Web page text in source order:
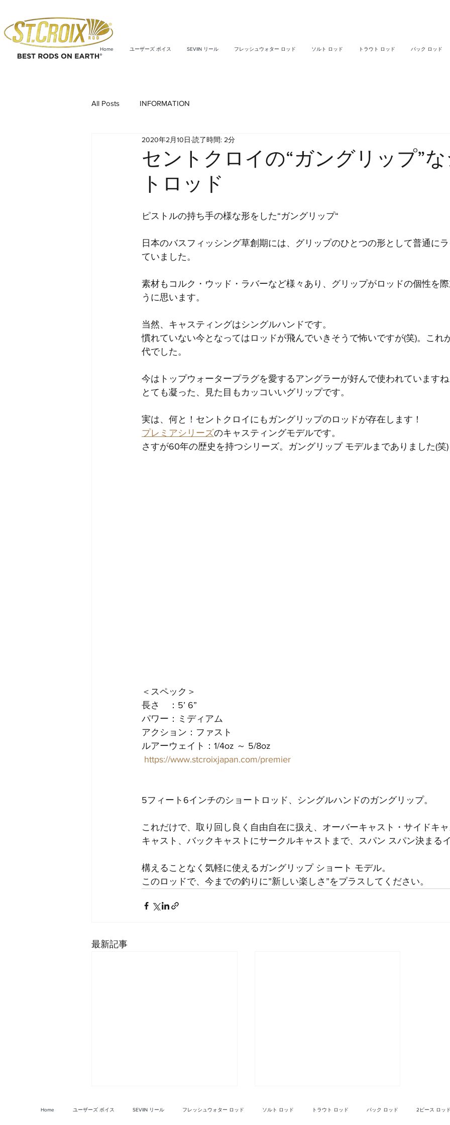
Home ユーザーズ ボイス SEVIIN リール フレッシュウォター ロッド ソルト ロッド トラウト ロッド パック ロッド
All Posts INFORMATION
セントクロイの“ガングリップ”
トロッド
2020年2月10日 読了時間: 2分
ピストルの持ち手の様な形をした“ガングリップ“
日本のバスフィッシング草創期には、グリップのひとつの形として普通に
ていました。
素材もコルク・ウッド・ラバーなど様々あり、グリップがロッドの個性を
うに思います。
当然、キャスティングはシングルハンドです。
慣れていない今となってはロッドが飛んでいきそうで怖いですが(笑)。これ
代でした。
今はトップウォータープラグを愛するアングラーが好んで使われていますね
とても凝った、見た目もカッコいいグリップです。
実は、何と！セントクロイにもガングリップのロッドが存在します！
プレミアシリーズのキャスティングモデルです。
さすが60年の歴史を持つシリーズ。ガングリップ モデルまでありました(笑)
＜スペック＞
長さ　：5’ 6”
パワー：ミディアム
アクション：ファスト
ルアーウェイト：1/4oz ～ 5/8oz
https://www.stcroixjapan.com/premier
5フィート6インチのショートロッド、シングルハンドのガングリップ。
これだけで、取り回し良く自由自在に扱え、オーバーキャスト・サイドキ
キャスト、バックキャストにサークルキャストまで、スパン スパン決まる
構えることなく気軽に使えるガングリップ ショート モデル。
このロッドで、今までの釣りに”新しい楽しさ”をプラスしてください。
最新記事
Home ユーザーズ ボイス SEVIIN リール フレッシュウォター ロッド ソルト ロッド トラウト ロッド パック ロッド 2ピース ロッド